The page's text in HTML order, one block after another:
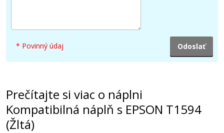
6,90 €
Kompatibilná náplň s EPSON T1597
(Červená)
* Povinný údaj
Prečítajte si viac o náplni
Kompatibilná náplň s EPSON T1594
(Žltá)